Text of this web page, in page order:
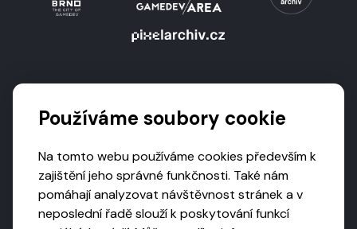
Používáme soubory cookie
Na tomto webu používáme cookies především k
zajištění jeho správné funkčnosti. Také nám
pomáhají analyzovat návštěvnost stránek a v
neposlední řadě slouží k poskytování funkcí